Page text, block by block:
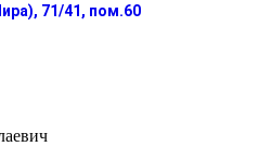
71/41, пом.60